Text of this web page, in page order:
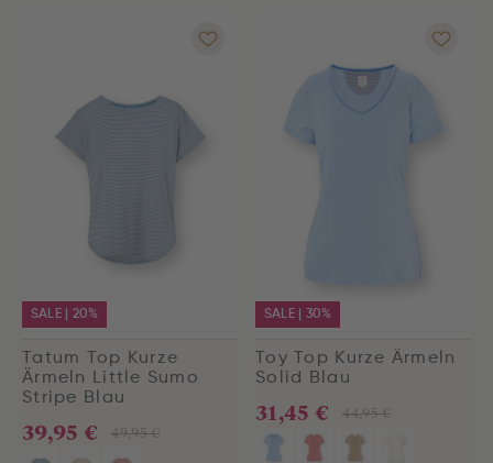
SALE | 20%
Tatum Top Kurze
Ärmeln Little Sumo
Stripe Blau
49,95 €
39,95 €
SALE | 30%
Toy Top Kurze Ärmeln
Solid Blau
44,95 €
31,45 €